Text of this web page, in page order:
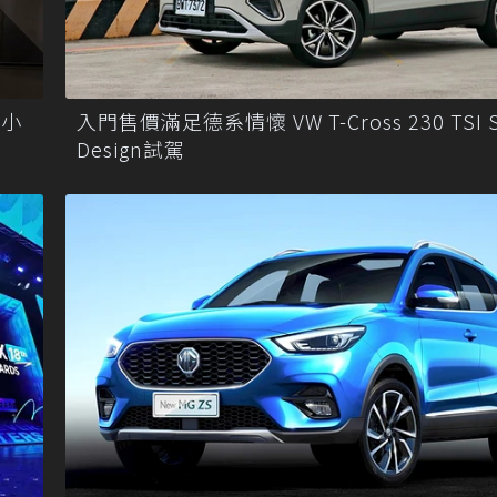
入門售價滿足德系情懷 VW T-Cross 230 TSI
Design試駕